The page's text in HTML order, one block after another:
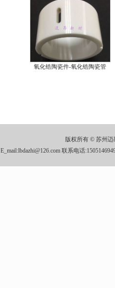
氧化锆陶瓷件-氧化锆陶瓷管
版权所有 © 苏州
E_mail:lbdazhi@126.com 联系电话